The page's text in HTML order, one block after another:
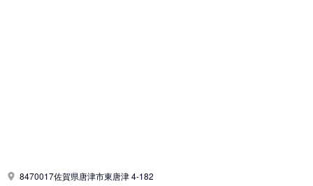
8470017佐賀県唐津市東唐津 4-182